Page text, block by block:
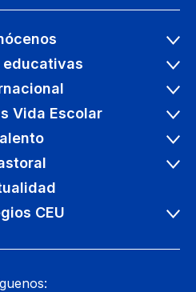
educativas
Vida Escolar
CEU